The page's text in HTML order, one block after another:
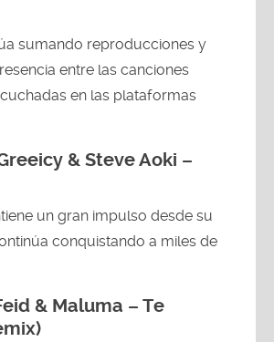
sumando reproducciones y
entre las canciones
en las plataformas
& Steve Aoki –
un gran impulso desde su
conquistando a miles de
& Maluma – Te